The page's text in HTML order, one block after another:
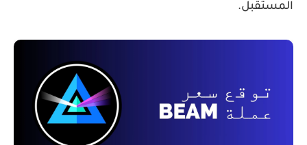
المستقبل.